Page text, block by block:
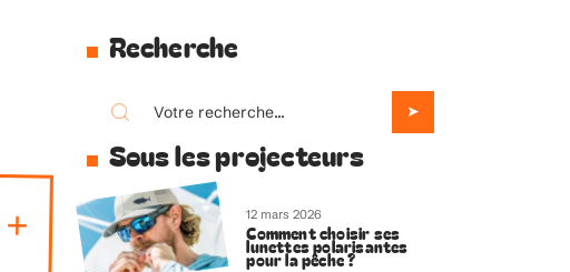
Recherche
Sous les projecteurs
12 mars 2026
Comment choisir ses
lunettes polarisantes
pour la pêche ?